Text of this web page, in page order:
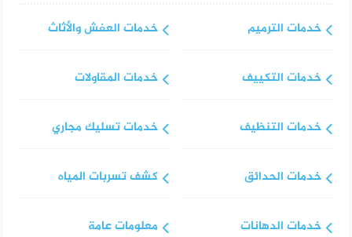
خدمات الترميم
خدمات التكييف
خدمات التنظيف
خدمات الحدائق
خدمات الدهانات
خدمات العفش والأثاث
خدمات المقاولات
خدمات تسليك مجاري
كشف تسربات المياه
معلومات عامة